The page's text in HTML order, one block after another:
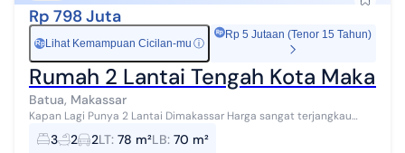
Rp 798 Juta
Rp Lihat Kemampuan Cicilan-mu ⓘ
Rp 5 Jutaan (Tenor 15 Tahun)
Rumah 2 Lantai Tengah Kota
Batua, Makassar
Kapan Lagi Punya 2 Lantai Dimakassar Harga sangat terjangkau
Tersedia 1 Lantai dan 2 Lantai Keunggulan lokasi : Dekat dri Mall
Panakkukang,Kampus ...
3 2 2LT: 78 m²LB: 70 m²